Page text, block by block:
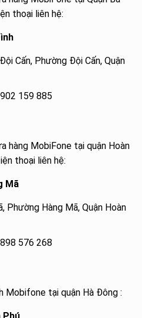
thoại liên hệ:
Cấn, Phường Đội Cấn, Quận
159 885
hàng MobiFone tại quận Hoàn
thoại liên hệ:
Mã
Phường Hàng Mã, Quận Hoàn
576 268
Mobifone tại quận Hà Đông :